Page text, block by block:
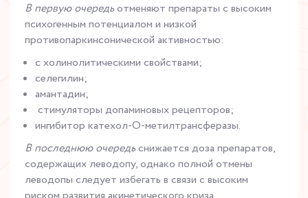
В первую очередьотменяют препараты с высоким
психогенным потенциалом и низкой
противопаркинсонической активностью:
с холинолитическими свойствами;
селегилин;
амантадин;
стимуляторы допаминовых рецепторов;
ингибитор катехол-О-метилтрансферазы.
В последнюю очередьснижается доза препаратов,
содержащих леводопу, однако полной отмены
леводопы следует избегать в связи с высоким